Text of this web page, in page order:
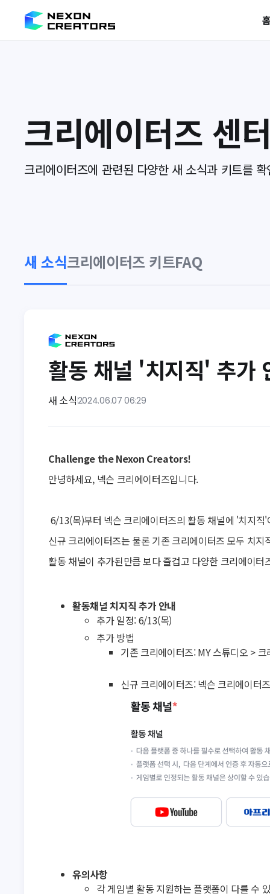
크리에이터즈 센
크리에이터즈에 관련된 다양한 새 소식과 키트를
새 소식크리에이터즈 키트FAQ
활동 채널 '치지직' 추가
새 소식2024.06.07 06:29